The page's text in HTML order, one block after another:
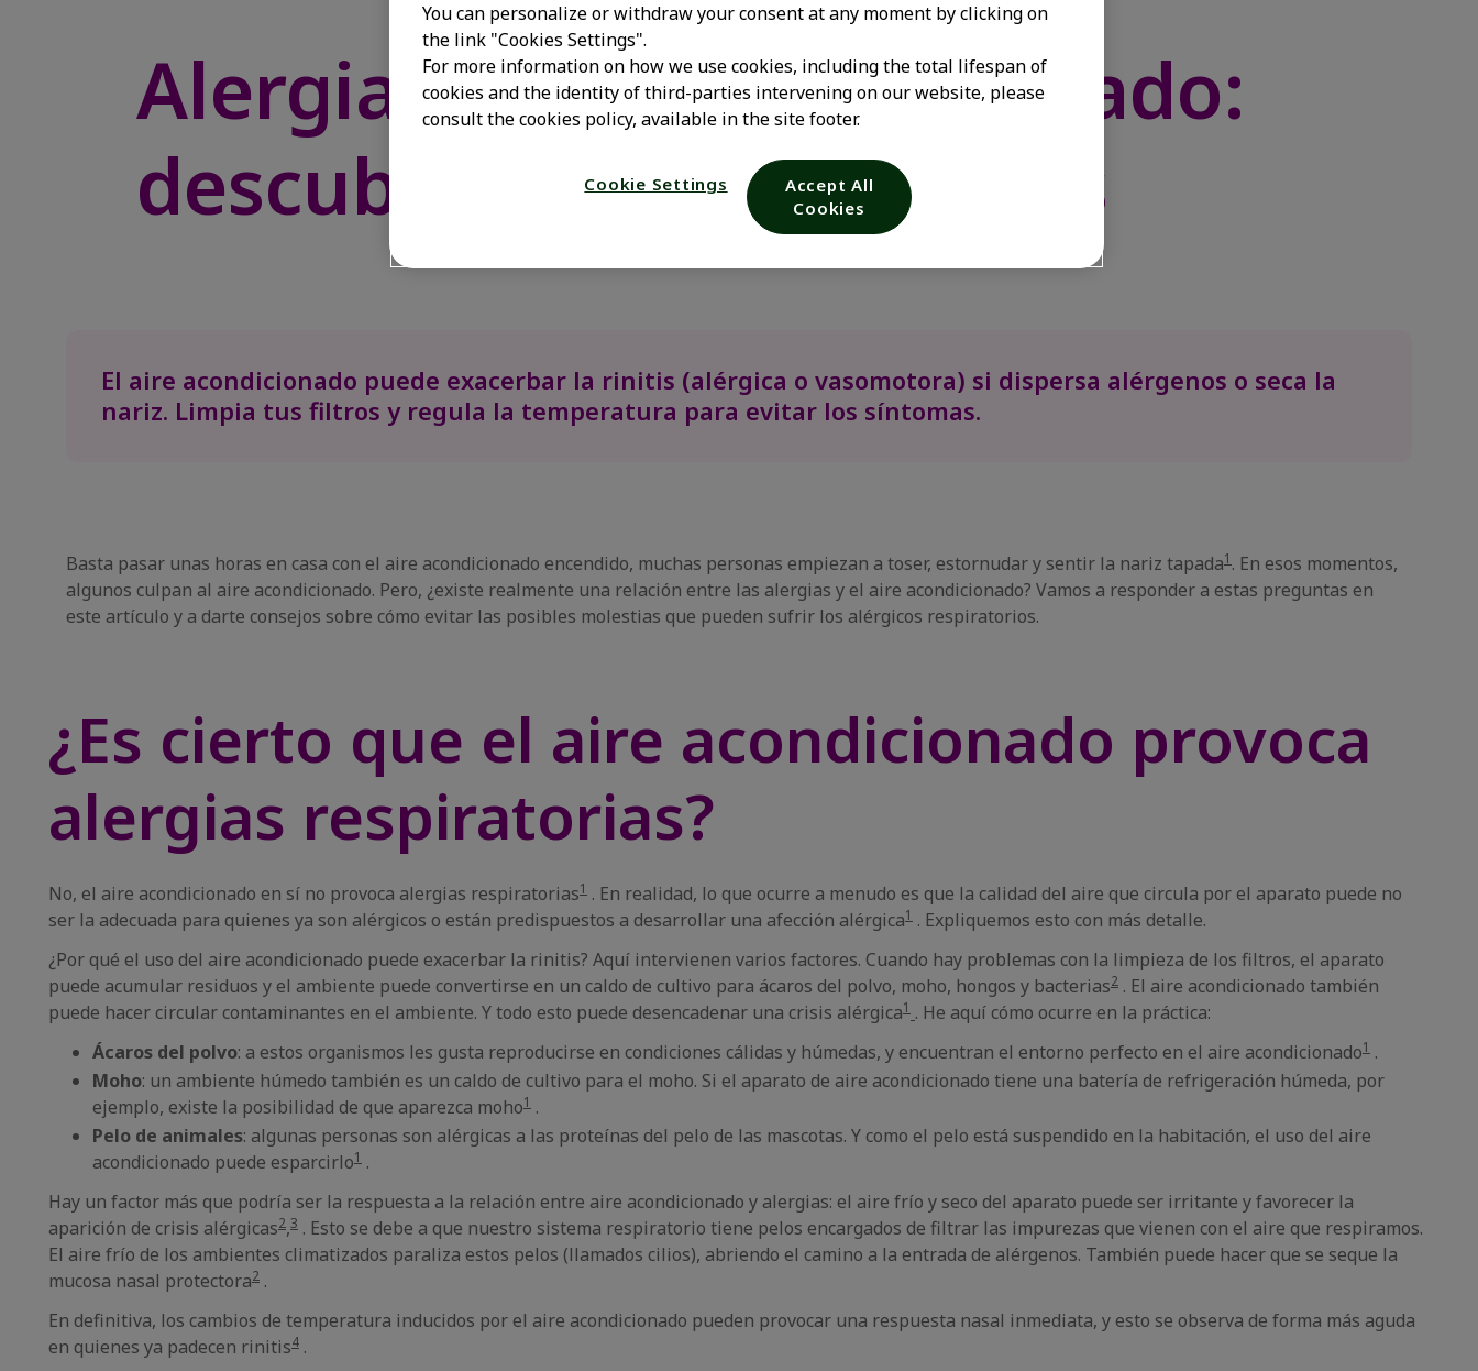
Alergias y aire acondicionado:
descubre si provoca rinitis
El aire acondicionado puede exacerbar la rinitis (alérgica o vasomotora) si dispersa alérgenos o seca la
nariz. Limpia tus filtros y regula la temperatura para evitar los síntomas.
Basta pasar unas horas en casa con el aire acondicionado encendido, muchas personas empiezan a toser, estornudar y sentir la nariz tapada1 . En esos momentos,
algunos culpan al aire acondicionado. Pero, ¿existe realmente una relación entre las alergias y el aire acondicionado? Vamos a responder a estas preguntas en
este artículo y a darte consejos sobre cómo evitar las posibles molestias que pueden sufrir los alérgicos respiratorios.
¿Es cierto que el aire acondicionado provoca
alergias respiratorias?
No, el aire acondicionado en sí no provoca alergias respiratorias1 . En realidad, lo que ocurre a menudo es que la calidad del aire que circula por el aparato puede no
ser la adecuada para quienes ya son alérgicos o están predispuestos a desarrollar una afección alérgica1 . Expliquemos esto con más detalle.
¿Por qué el uso del aire acondicionado puede exacerbar la rinitis? Aquí intervienen varios factores. Cuando hay problemas con la limpieza de los filtros, el aparato
puede acumular residuos y el ambiente puede convertirse en un caldo de cultivo para ácaros del polvo, moho, hongos y bacterias2 . El aire acondicionado también
puede hacer circular contaminantes en el ambiente. Y todo esto puede desencadenar una crisis alérgica1 . He aquí cómo ocurre en la práctica:
Ácaros del polvo: a estos organismos les gusta reproducirse en condiciones cálidas y húmedas, y encuentran el entorno perfecto en el aire acondicionado1 .
Moho: un ambiente húmedo también es un caldo de cultivo para el moho. Si el aparato de aire acondicionado tiene una batería de refrigeración húmeda, por
ejemplo, existe la posibilidad de que aparezca moho1 .
Pelo de animales: algunas personas son alérgicas a las proteínas del pelo de las mascotas. Y como el pelo está suspendido en la habitación, el uso del aire
acondicionado puede esparcirlo1 .
Hay un factor más que podría ser la respuesta a la relación entre aire acondicionado y alergias: el aire frío y seco del aparato puede ser irritante y favorecer la
aparición de crisis alérgicas2,3 . Esto se debe a que nuestro sistema respiratorio tiene pelos encargados de filtrar las impurezas que vienen con el aire que respiramos.
El aire frío de los ambientes climatizados paraliza estos pelos (llamados cilios), abriendo el camino a la entrada de alérgenos. También puede hacer que se seque la
mucosa nasal protectora2 .
En definitiva, los cambios de temperatura inducidos por el aire acondicionado pueden provocar una respuesta nasal inmediata, y esto se observa de forma más aguda
en quienes ya padecen rinitis4 .
You can personalize or withdraw your consent at any moment by clicking on
the link "Cookies Settings".
For more information on how we use cookies, including the total lifespan of
cookies and the identity of third-parties intervening on our website, please
consult the cookies policy, available in the site footer.
Cookie Settings
Accept All
Cookies